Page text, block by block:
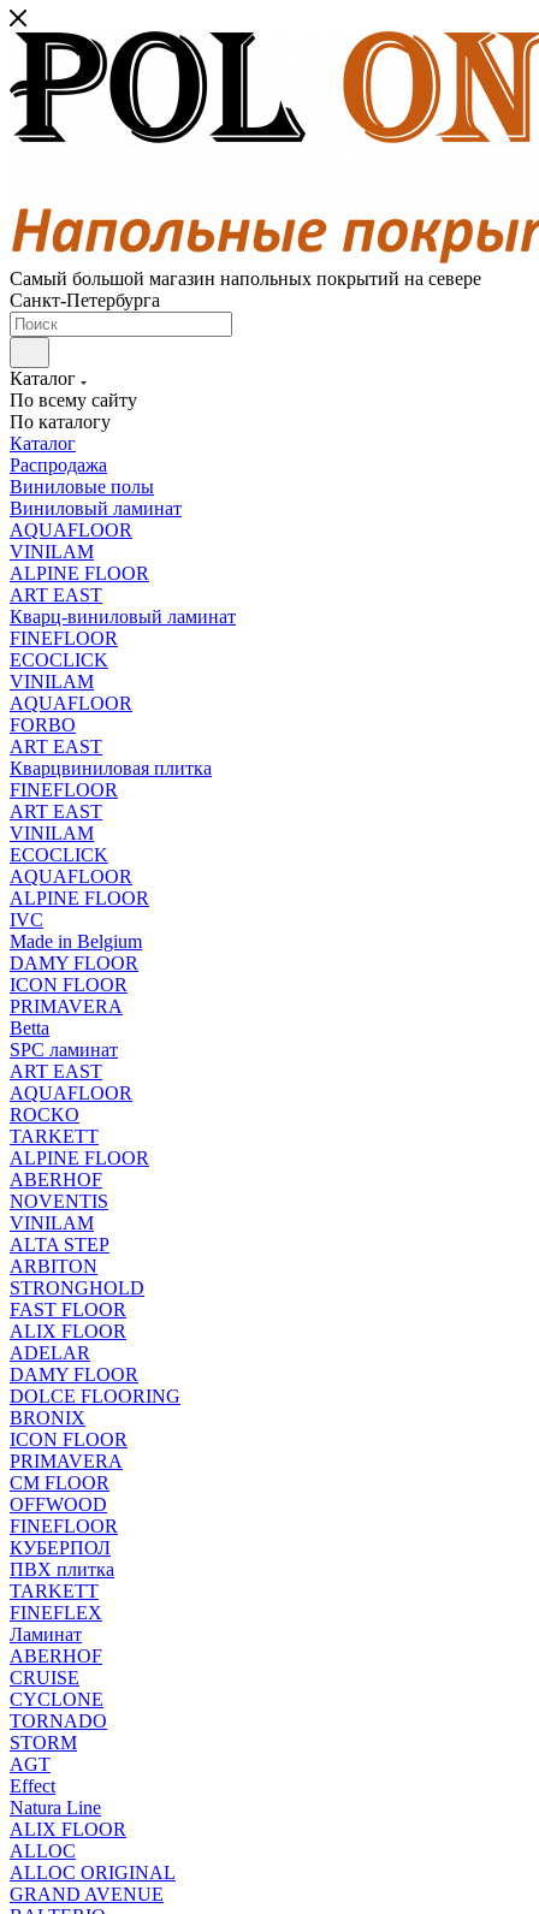
Самый большой магазин напольных покрытий на севере
Санкт-Петербурга
Каталог
По всему сайту
По каталогу
Каталог
Распродажа
Виниловые полы
Виниловый ламинат
AQUAFLOOR
VINILAM
ALPINE FLOOR
ART EAST
Кварц-виниловый ламинат
FINEFLOOR
ECOCLICK
VINILAM
AQUAFLOOR
FORBO
ART EAST
Кварцвиниловая плитка
FINEFLOOR
ART EAST
VINILAM
ECOCLICK
AQUAFLOOR
ALPINE FLOOR
IVC
Made in Belgium
DAMY FLOOR
ICON FLOOR
PRIMAVERA
Betta
SPC ламинат
ART EAST
AQUAFLOOR
ROCKO
TARKETT
ALPINE FLOOR
ABERHOF
NOVENTIS
VINILAM
ALTA STEP
ARBITON
STRONGHOLD
FAST FLOOR
ALIX FLOOR
ADELAR
DAMY FLOOR
DOLCE FLOORING
BRONIX
ICON FLOOR
PRIMAVERA
CM FLOOR
OFFWOOD
FINEFLOOR
КУБЕРПОЛ
ПВХ плитка
TARKETT
FINEFLEX
Ламинат
ABERHOF
CRUISE
CYCLONE
TORNADO
STORM
AGT
Effect
Natura Line
ALIX FLOOR
ALLOC
ALLOC ORIGINAL
GRAND AVENUE